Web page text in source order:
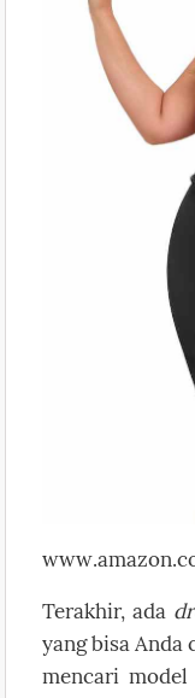
Terakhir, ada
yang bisa Anda
mencari